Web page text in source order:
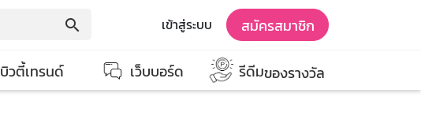
search เข้าสู่ระบบ สมัครสมาชิก
บิวตี้เทรนด์ เว็บบอร์ด รีดีมของรางวัล